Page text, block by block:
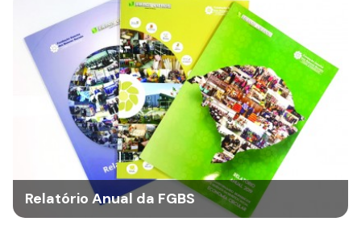
Relatório Anual da FGBS